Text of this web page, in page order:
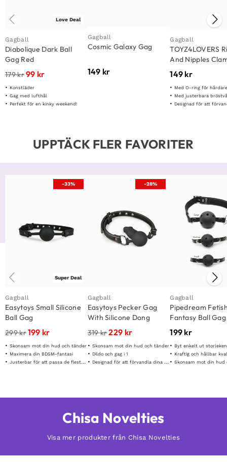
Love Deal
Gagball
Diabolique Dark Ball
Gag Red
179kr99 kr
Konstläder
Gag med lufthål
Perfekt för en kinky weekend!
Gagball
Cosmic Galaxy Gag
149 kr
Gagball
TOYZ4LOVERS
And Nipples
149 kr
Med O-ring för
Med justerbara
Designad för att förvandla dina
UPPTÄCK FLER FAVORITER
-33%
Super Deal
Gagball
Easytoys Small Silicone
Ball Gag
299kr199 kr
Skonsam mot din hud och tänder
Maximera din BDSM-fantasi
Justerbar för att passa de flesta storlekar
-28%
Gagball
Easytoys Pecker Gag
With Silicone Dong
319kr229 kr
Skonsam mot din hud och tänder
Dildo och gag i 1
Designad för att förvandla dina fantasier till verklighet
Gagball
Pipedream
Fantasy Ball Gag
Training System
199 kr
Byt enkelt ut
Kraftig och hållbar
Skonsam mot din hud
Chisa Novelties
Visa mer produkter från Chisa Novelties